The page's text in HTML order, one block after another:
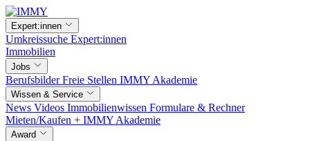
Expert:innen
Umkreissuche Expert:innen
Immobilien
Jobs
BerufsbilderFreie Stellen IMMY Akademie
Wissen & Service
News Videos Immobilienwissen Formulare & Rechner
Mieten/Kaufen + IMMY Akademie
Award